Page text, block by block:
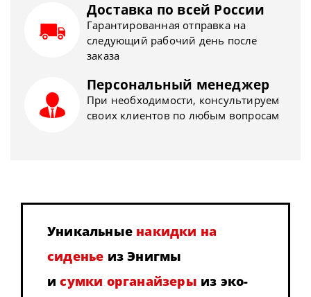
Доставка по всей России
Гарантированная отправка на
следующий рабочий день после
заказа
Персональный менеджер
При необходимости, консультируем
своих клиентов по любым вопросам
Уникальные накидки на
сиденье из Энигмы
исумки органайзеры из эко-